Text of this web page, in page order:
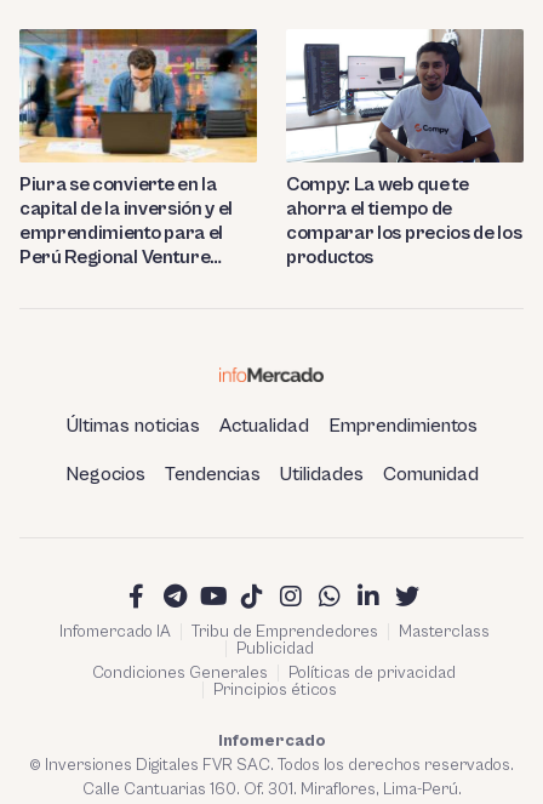
Piura se convierte en la
capital de la inversión y el
emprendimiento para el
Perú Regional Venture
Compy: La web que te
ahorra el tiempo de
comparar los precios de los
productos
Últimas noticias Actualidad Emprendimientos
Negocios Tendencias Utilidades Comunidad
Infomercado IA Tribu de Emprendedores
Masterclass
Publicidad
Condiciones Generales
Políticas de privacidad
Principios éticos
Infomercado
© Inversiones Digitales FVR SAC. Todos los derechos reservados.
Calle Cantuarias 160. Of. 301. Miraflores, Lima-Perú.